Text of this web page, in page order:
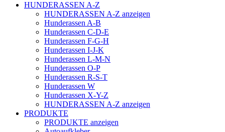
HUNDERASSEN A-Z
HUNDERASSEN A-Z anzeigen
Hunderassen A-B
Hunderassen C-D-E
Hunderassen F-G-H
Hunderassen I-J-K
Hunderassen L-M-N
Hunderassen O-P
Hunderassen R-S-T
Hunderassen W
Hunderassen X-Y-Z
HUNDERASSEN A-Z anzeigen
PRODUKTE
PRODUKTE anzeigen